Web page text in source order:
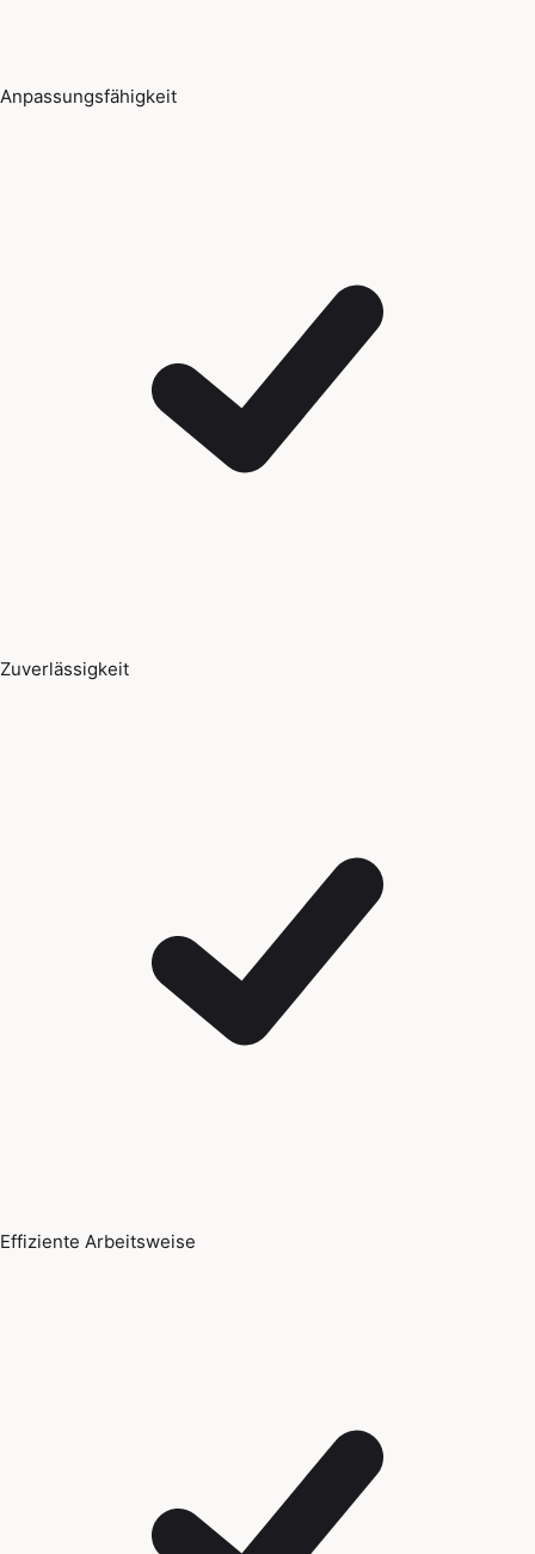
Anpassungsfähigkeit
Zuverlässigkeit
Effiziente Arbeitsweise